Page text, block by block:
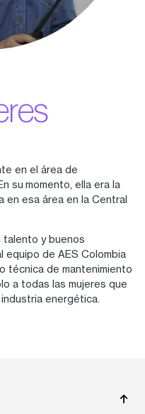
en el área de
su momento, ella era la
en esa área en la Central
talento y buenos
equipo de AES Colombia
técnica de mantenimiento
a todas las mujeres que
energética.